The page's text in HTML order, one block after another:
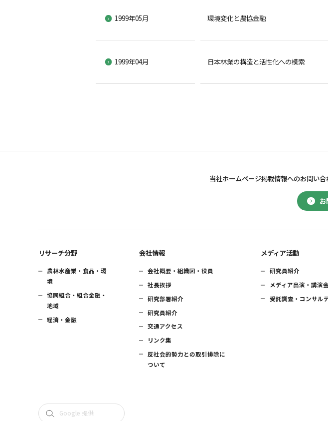
1999年05月 環境変化と農協金融
1999年04月 日本林業の構造と活性化への模索
当社ホームページ掲載情報へのお問い合
リサーチ分野
農林水産業・食品・環
境
協同組合・組合金融・
地域
経済・金融
会社情報
会社概要・組織図・役員
社長挨拶
研究部署紹介
研究員紹介
交通アクセス
リンク集
反社会的勢力との取引排除に
ついて
メディア活動
研究員紹介
メディア出演・講演
受託調査・コンサル